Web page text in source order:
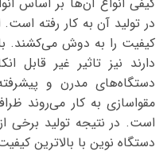
در تولید آن به کار رفته
کیفیت را به دوش‌ می‌‌کشند.
دارند نیز تاثیر غیر قابل
دستگاه‌های مدرن و
مقواسازی به کار‌ می‌‌روند
است. در نتیجه تولید برخی از
دستگاه نوین با بالاترین